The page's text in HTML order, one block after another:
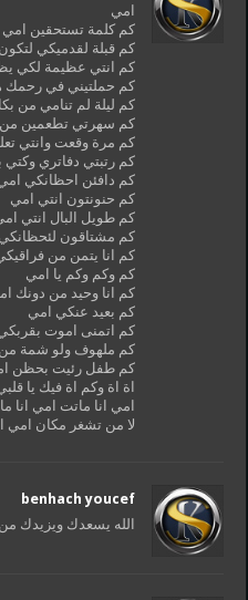
امي
كم كلمة تستحقين امي
كم قبلة لقدميكي
كم انتي عظيمة لكي
كم حملتيني في رحمك
كم ليلة لم تنامي من
كم سهرتي تطعمين
كم مرة وقعت وانتي
كم رتبتي دفاتري
كم دافئن احظانكي
كم حنونتون انتي امي
كم طويل البال انتي
كم مشتاقون
كم انا يتمن من
كم وكم وكم يا امي
كم انا وحيد من دونك
كم بعيد عنكي امي
كم اتمنى اموت
كم ملهوف ولو شمة
كم طفل رئيت بحظن
اة اة وكم اة فيك يا
امي انا ماتت امي انا
لا من تشغر مكان امي
benhach youcef
الله يسعدك ويزيدك